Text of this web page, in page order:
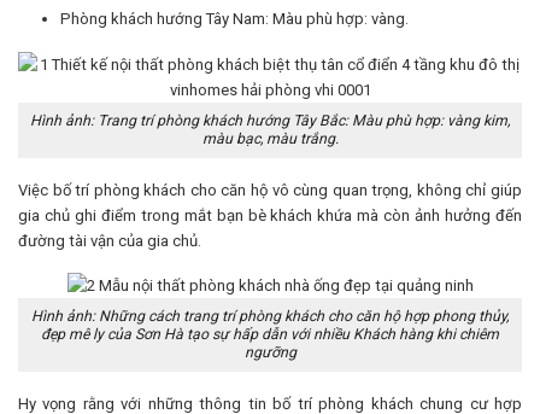
Phòng khách hướng Tây Nam: Màu phù hợp: vàng.
Hình ảnh: Trang trí phòng khách hướng Tây Bắc: Màu phù hợp: vàng kim,
màu bạc, màu trắng.
Việc bố trí phòng khách cho căn hộ vô cùng quan trọng, không chỉ giúp
gia chủ ghi điểm trong mắt bạn bè khách khứa mà còn ảnh hưởng đến
đường tài vận của gia chủ.
Hình ảnh: Những cách trang trí phòng khách cho căn hộ hợp phong thủy,
đẹp mê ly của Sơn Hà tạo sự hấp dẫn với nhiều Khách hàng khi chiêm
ngưỡng
Hy vọng rằng với những thông tin bố trí phòng khách chung cư hợp